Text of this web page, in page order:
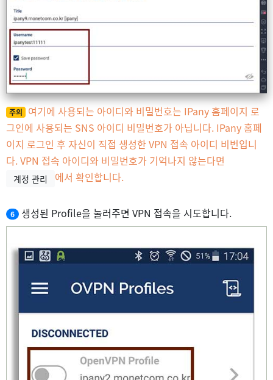
주의
여기에 사용되는 아이디와 비밀번호는 IPany 홈페이지 로
그인에 사용되는 SNS 아이디 비밀번호가 아닙니다. IPany 홈페
이지 로그인 후 자신이 직접 생성한 VPN 접속 아이디 비번입니
다. VPN 접속 아이디와 비밀번호가 기억나지 않는다면
계정 관리 에서 확인합니다.
6 생성된 Profile을 눌러주면 VPN 접속을 시도합니다.